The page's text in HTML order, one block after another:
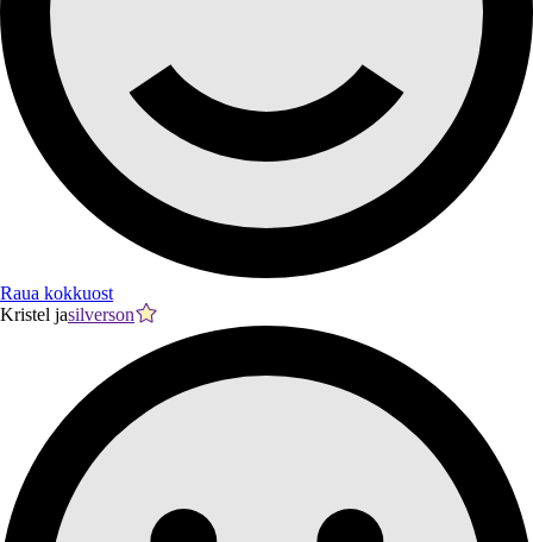
Raua kokkuost
Kristel jasilverson